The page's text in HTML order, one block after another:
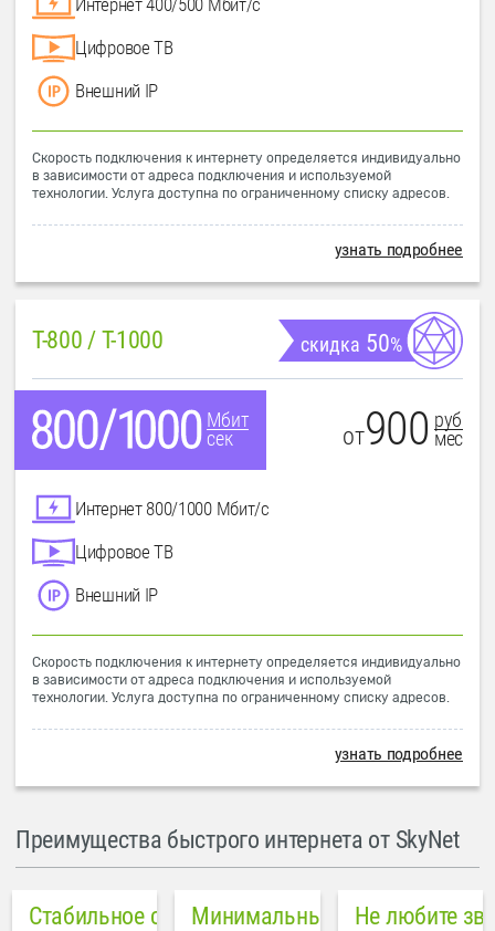
Цифровое ТВ
Внешний IP
Скорость подключения к интернету определяется индивидуально
в зависимости от адреса подключения и используемой
технологии. Услуга доступна по ограниченному списку адресов.
узнать подробнее
T-800 / T-1000 скидка 50%
Мбит
сек
от900 руб
мес
Интернет 800/1000 Мбит/с
Цифровое ТВ
Внешний IP
Скорость подключения к интернету определяется индивидуально
в зависимости от адреса подключения и используемой
технологии. Услуга доступна по ограниченному списку адресов.
узнать подробнее
Преимущества быстрого интернета от SkyNet
Стабильное соединениеМинимальный пинг в городе
Не любите